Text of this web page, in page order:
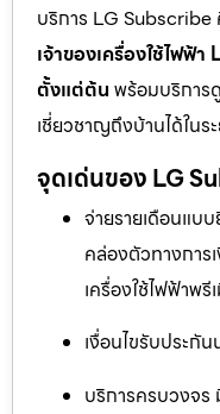
บริการ LG Subscribe
เจ้าของเครื่องใช้ไฟฟ้
ตั้งแต่ต้น พร้อมบริการ
เชี่ยวชาญถึงบ้านได้ใน
จุดเด่นของ LG
จ่ายรายเดือนแบ
คล่องตัวทางการ
เครื่องใช้ไฟฟ้าพ
เงื่อนไขรับประกั
บริการครบวงจร